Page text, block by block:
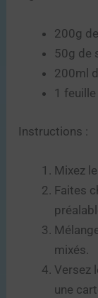
200g
50g de
200ml
1
Instructions :
Mixez
Faites
mixés.
Versez
une